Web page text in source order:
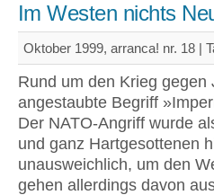
Im Westen nichts
Oktober 1999, arranca! nr. 18 |
Rund um den Krieg
angestaubte Begriff
Der NATO-Angriff wurde
und ganz Hartgesottenen
unausweichlich, um den
gehen allerdings davon